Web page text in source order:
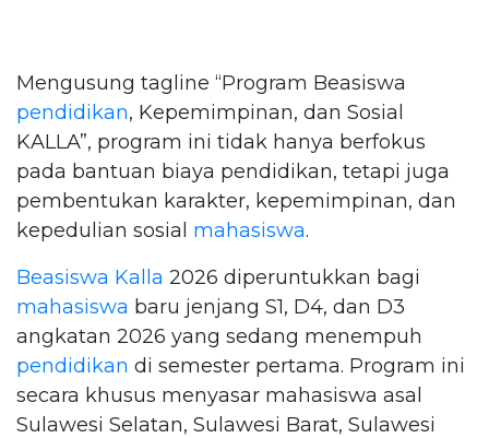
Mengusung tagline “Program Beasiswa
pendidikan, Kepemimpinan, dan Sosial
KALLA”, program ini tidak hanya berfokus
pada bantuan biaya pendidikan, tetapi juga
pembentukan karakter, kepemimpinan, dan
kepedulian sosial mahasiswa.
Beasiswa Kalla 2026 diperuntukkan bagi
mahasiswa baru jenjang S1, D4, dan D3
angkatan 2026 yang sedang menempuh
pendidikan di semester pertama. Program ini
secara khusus menyasar mahasiswa asal
Sulawesi Selatan, Sulawesi Barat, Sulawesi